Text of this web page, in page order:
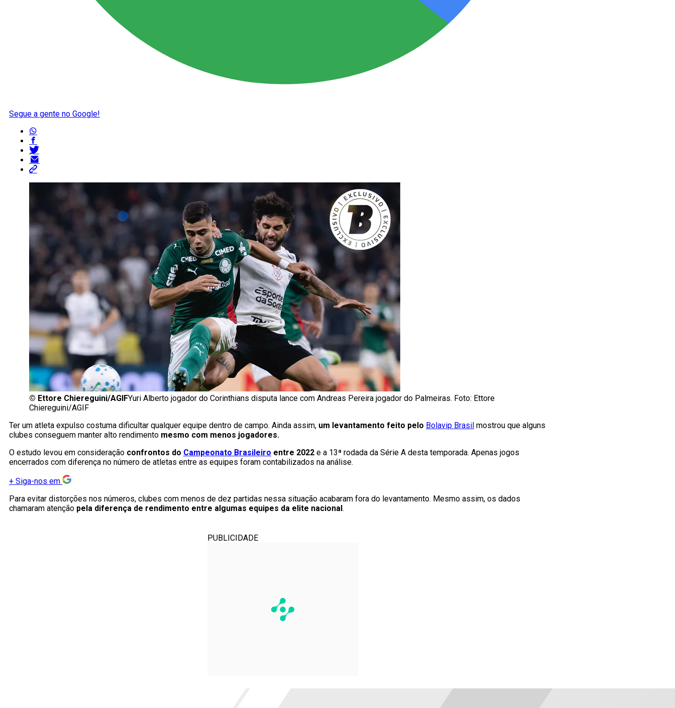
Segue a gente no Google!
© Ettore Chiereguini/AGIFYuri Alberto jogador do Corinthians disputa lance com Andreas Pereira jogador do Palmeiras. Foto: Ettore
Chiereguini/AGIF
Ter um atleta expulso costuma dificultar qualquer equipe dentro de campo. Ainda assim, um levantamento feito pelo Bolavip Brasil mostrou que alguns
clubes conseguem manter alto rendimento mesmo com menos jogadores.
O estudo levou em consideração confrontos do Campeonato Brasileiro entre 2022 e a 13ª rodada da Série A desta temporada. Apenas jogos
encerrados com diferença no número de atletas entre as equipes foram contabilizados na análise.
+ Siga-nos em
Para evitar distorções nos números, clubes com menos de dez partidas nessa situação acabaram fora do levantamento. Mesmo assim, os dados
chamaram atenção pela diferença de rendimento entre algumas equipes da elite nacional .
PUBLICIDADE